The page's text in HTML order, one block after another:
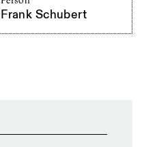
Frank Schubert